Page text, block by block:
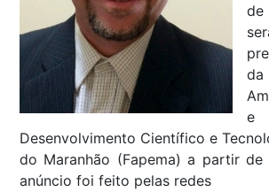
Desenvolvimento Científico e
do Maranhão (Fapema) a partir de
anúncio foi feito pelas redes